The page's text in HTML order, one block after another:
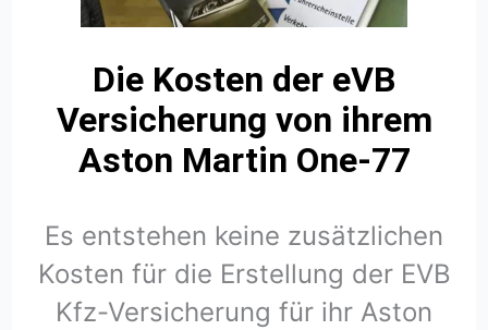
Die Kosten der eVB
Versicherung von ihrem
Aston Martin One-77
Es entstehen keine zusätzlichen
Kosten für die Erstellung der EVB
Kfz-Versicherung für ihr Aston